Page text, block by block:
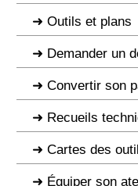
Outils et plans
Demander un
Convertir son
Recueils
Cartes des
Équiper son